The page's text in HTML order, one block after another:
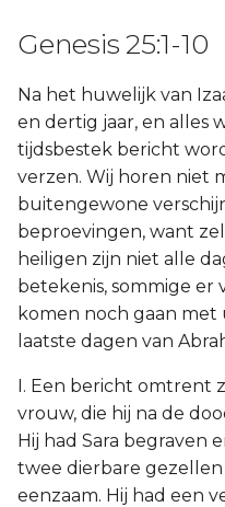
Genesis 25:1-10
Na het huwelijk van
en dertig jaar, en alles
tijdsbestek bericht
verzen. Wij horen niet
buitengewone
beproevingen, want
heiligen zijn niet alle
betekenis, sommige er
komen noch gaan
laatste dagen van
I. Een bericht omtrent
vrouw, die hij na de
Hij had Sara begraven
twee dierbare gezellen
eenzaam. Hij had een